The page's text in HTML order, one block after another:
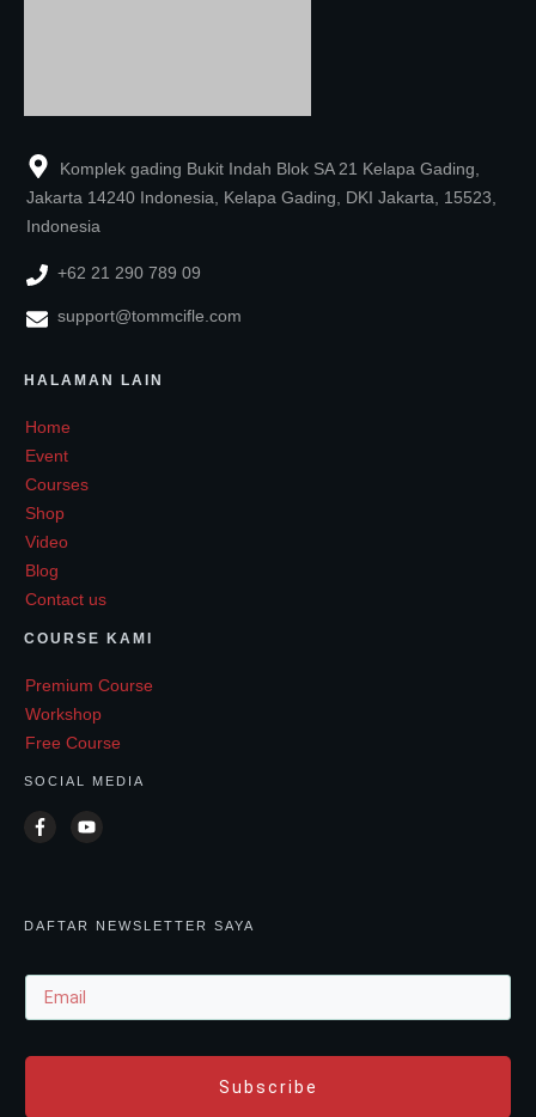
Komplek gading Bukit Indah Blok SA 21 Kelapa Gading,
Jakarta 14240 Indonesia, Kelapa Gading, DKI Jakarta, 15523,
Indonesia
+62 21 290 789 09
support@tommcifle.com
HALAMAN LAIN
Home
Event
Courses
Shop
Video
Blog
Contact us
COURSE KAMI
Premium Course
Workshop
Free Course
SOCIAL MEDIA
DAFTAR NEWSLETTER SAYA
Subscribe